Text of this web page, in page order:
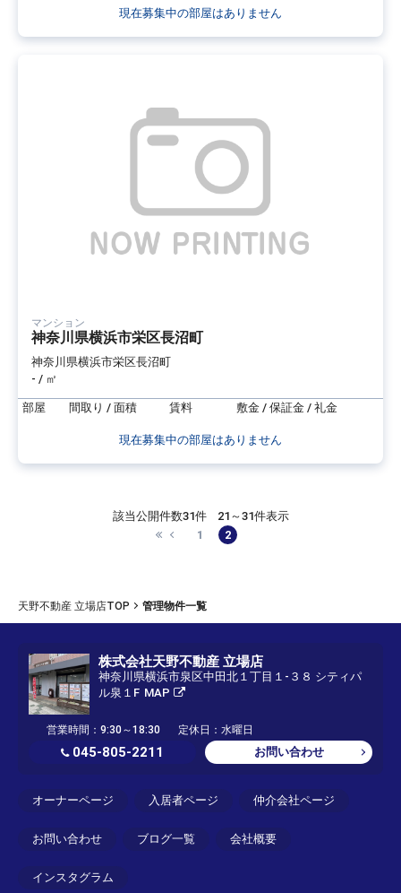
現在募集中の部屋はありません
マンション
神奈川県横浜市栄区長沼町
神奈川県横浜市栄区長沼町
- / ㎡
部屋 間取り / 面積 賃料 敷金 / 保証金 / 礼金
現在募集中の部屋はありません
該当公開件数31件21～31件表示
1
2
天野不動産 立場店TOP 管理物件一覧
株式会社天野不動産 立場店
神奈川県横浜市泉区中田北１丁目１-３８ シティパ
ル泉１F MAP
営業時間：9:30～18:30 定休日：水曜日
045-805-2211 お問い合わせ
オーナーページ 入居者ページ 仲介会社ページ
お問い合わせ ブログ一覧 会社概要
インスタグラム